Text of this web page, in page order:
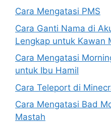
Cara Mengatasi PMS
Cara Ganti Nama di
Lengkap untuk Kawan
Cara Mengatasi
untuk Ibu Hamil
Cara Teleport di
Cara Mengatasi Bad
Mastah